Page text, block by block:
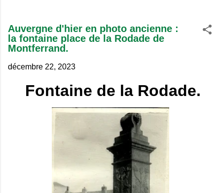
Auvergne d'hier en photo ancienne :
la fontaine place de la Rodade de
Montferrand.
décembre 22, 2023
Fontaine de la Rodade.